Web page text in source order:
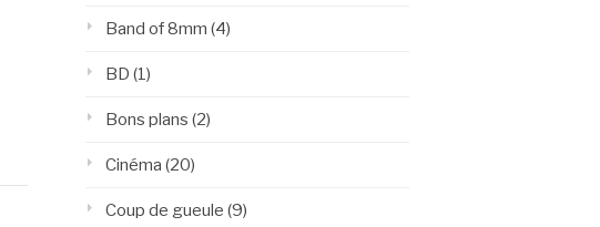
Band of 8mm (4)
BD (1)
Bons plans (2)
Cinéma (20)
Coup de gueule (9)